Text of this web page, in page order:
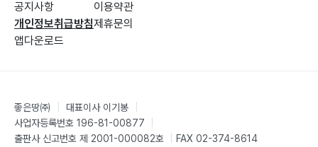
공지사항
개인정보취급방침
앱다운로드
이용약관
제휴문의
좋은땅㈜ 대표이사 이기봉
사업자등록번호 196-81-00877
출판사 신고번호 제 2001-000082호
FAX 02-374-8614